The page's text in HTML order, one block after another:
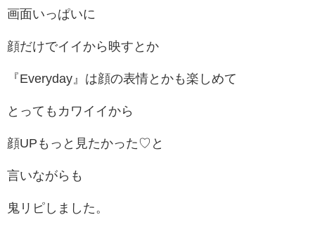
画面いっぱいに
顔だけでイイから映すとか
『Everyday』は顔の表情とかも楽しめて
とってもカワイイから
顔UPもっと見たかった♡と
言いながらも
鬼リピしました。